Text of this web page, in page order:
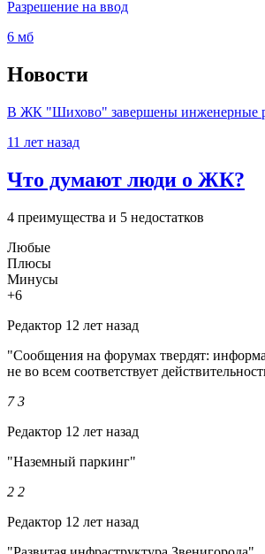
Разрешение на ввод
6 мб
Новости
В ЖК "Шихово" завершены инженерные
11 лет назад
Что думают люди о ЖК?
4 преимущества и 5 недостатков
Любые
Плюсы
Минусы
+6
Редактор 12 лет назад
"Сообщения на форумах твердят:
не во всем соответствует
7 3
Редактор 12 лет назад
"Наземный паркинг"
2 2
Редактор 12 лет назад